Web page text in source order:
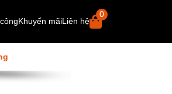
Tranh hoa
Khuyến mãiLiên hệ
0